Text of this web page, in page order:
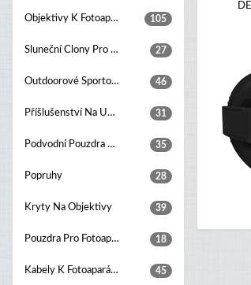
Objektivy K Fotoaparátům 105
Sluneční Clony Pro Objektivy 27
Outdoorové Sportovní Kamery 46
Příšlušenství Na Upevňování Kamer 31
Podvodní Pouzdra Pro Fotoaparáty 35
Popruhy 28
Kryty Na Objektivy 39
Pouzdra Pro Fotoaparáty 18
Kabely K Fotoaparátům 45